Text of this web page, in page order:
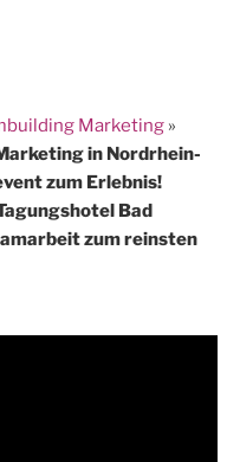
Marketing »
in Nordrhein-
zum Erlebnis!
Bad
zum reinsten